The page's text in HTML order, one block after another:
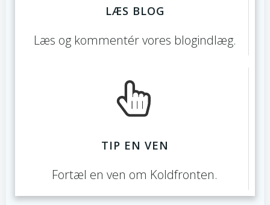
LÆS BLOG
Læs og kommentér vores blogindlæg.
TIP EN VEN
Fortæl en ven om Koldfronten.